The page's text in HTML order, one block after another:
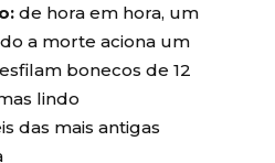
de hora em hora, um
a morte aciona um
bonecos de 12
lindo
das mais antigas